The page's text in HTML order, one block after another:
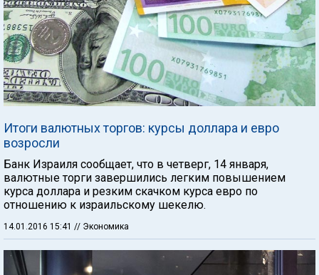
Итоги валютных торгов: курсы доллара и евро
возросли
Банк Израиля сообщает, что в четверг, 14 января,
валютные торги завершились легким повышением
курса доллара и резким скачком курса евро по
отношению к израильскому шекелю.
14.01.2016 15:41 // Экономика